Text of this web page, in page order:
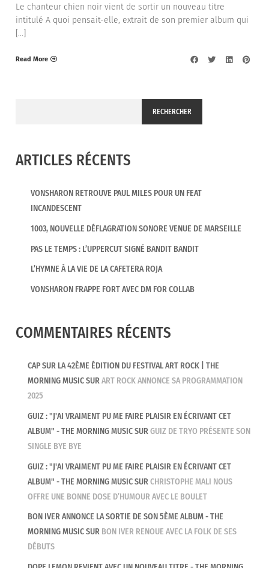
Le chanteur chien noir vient de sortir un nouveau titre
intitulé A quoi pensait-elle, extrait de son premier album qui
[…]
Read More
RECHERCHER
ARTICLES RÉCENTS
VONSHARON RETROUVE PAUL MILES POUR UN FEAT
INCANDESCENT
1003, NOUVELLE DÉFLAGRATION SONORE VENUE DE MARSEILLE
PAS LE TEMPS : L’UPPERCUT SIGNÉ BANDIT BANDIT
L’HYMNE À LA VIE DE LA CAFETERA ROJA
VONSHARON FRAPPE FORT AVEC DM FOR COLLAB
COMMENTAIRES RÉCENTS
CAP SUR LA 42ÈME ÉDITION DU FESTIVAL ART ROCK | THE
MORNING MUSICSURART ROCK ANNONCE SA PROGRAMMATION
2025
GUIZ : "J'AI VRAIMENT PU ME FAIRE PLAISIR EN ÉCRIVANT CET
ALBUM" - THE MORNING MUSICSURGUIZ DE TRYO PRÉSENTE SON
SINGLE BYE BYE
GUIZ : "J'AI VRAIMENT PU ME FAIRE PLAISIR EN ÉCRIVANT CET
ALBUM" - THE MORNING MUSICSURCHRISTOPHE MALI NOUS
OFFRE UNE BONNE DOSE D’HUMOUR AVEC LE BOULET
BON IVER ANNONCE LA SORTIE DE SON 5ÈME ALBUM - THE
MORNING MUSICSUR BON IVER RENOUE AVEC LA FOLK DE SES
DÉBUTS